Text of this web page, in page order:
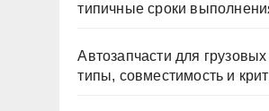
типичные сроки
Автозапчасти для
типы, совместимость и